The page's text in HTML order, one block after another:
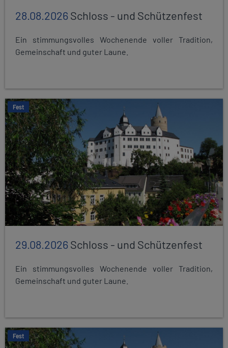
28.08.2026Schloss - und Schützenfest
Ein stimmungsvolles Wochenende voller Tradition,
Gemeinschaft und guter Laune.
Fest
29.08.2026Schloss - und Schützenfest
Ein stimmungsvolles Wochenende voller Tradition,
Gemeinschaft und guter Laune.
Fest